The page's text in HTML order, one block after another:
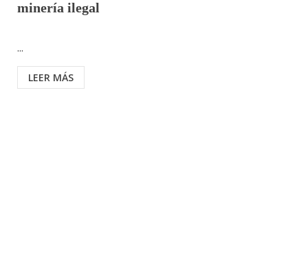
minería ilegal
...
LEER MÁS